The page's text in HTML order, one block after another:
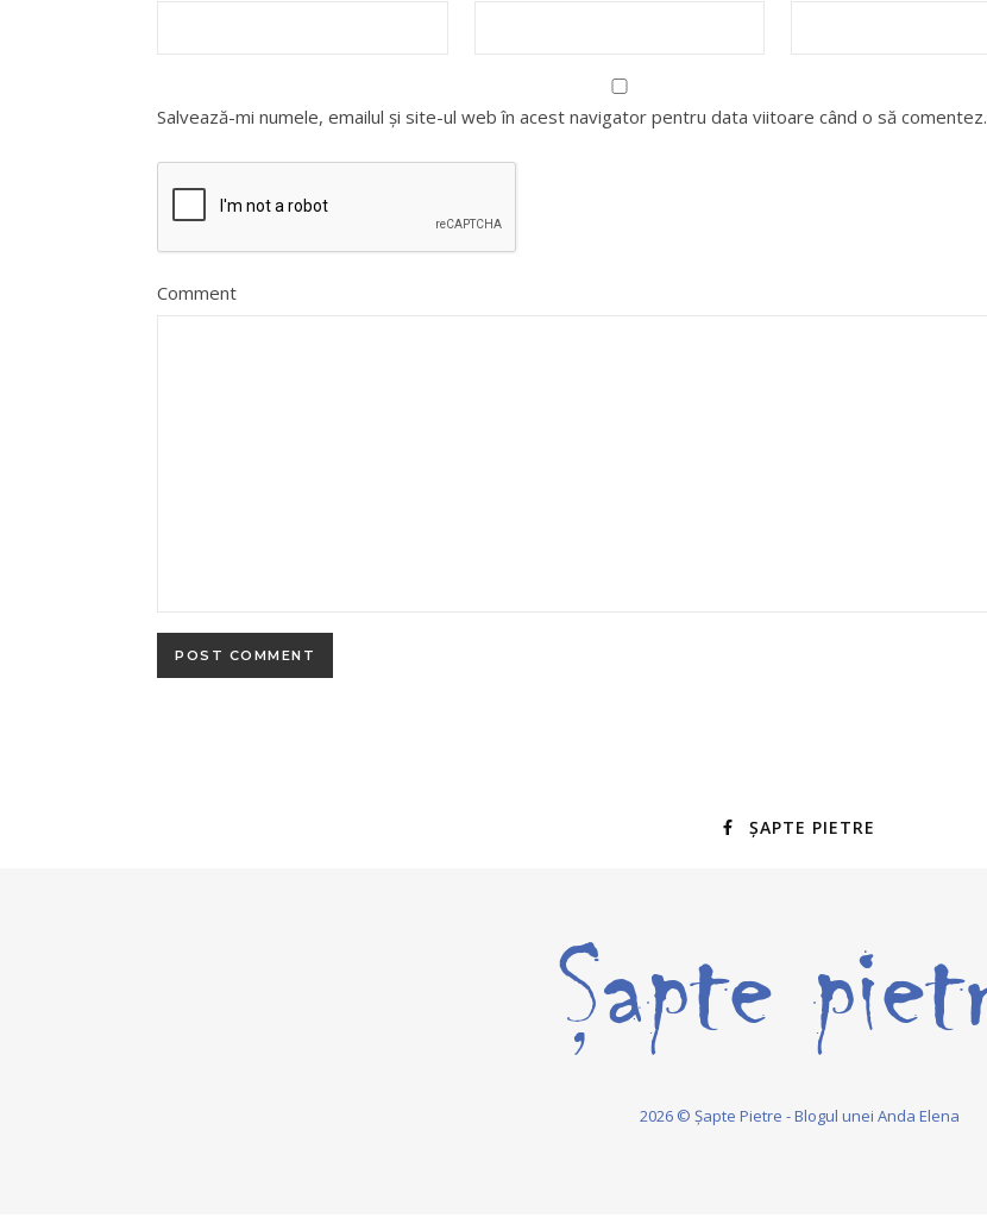
Salvează-mi numele, emailul și site-ul web în acest navigator pentru data viitoare când o să comentez.
Comment
ȘAPTE PIETRE
2026 © Șapte Pietre - Blogul unei Anda Elena